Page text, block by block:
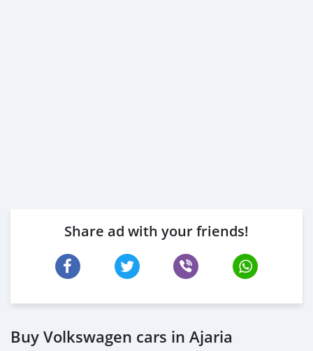
Share ad with your friends!
Buy Volkswagen cars in Ajaria